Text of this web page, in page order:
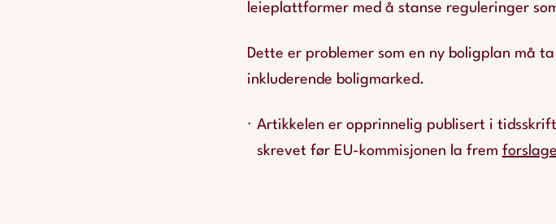
leieplattformer med å stanse reguleringer
Dette er problemer som en ny boligplan må
inkluderende boligmarked.
Artikkelen er opprinnelig publisert i
skrevet før EU-kommisjonen la frem